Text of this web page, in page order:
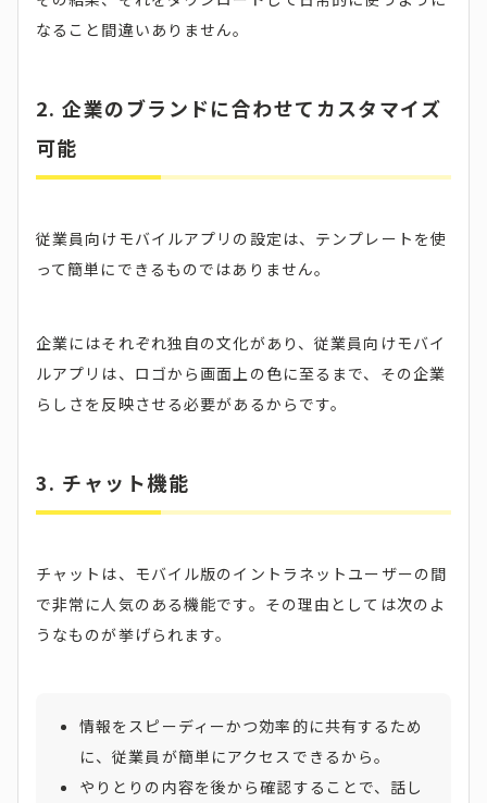
なること間違いありません。
2. 企業のブランドに合わせてカスタマイズ
可能
従業員向けモバイルアプリの設定は、テンプレートを使
って簡単にできるものではありません。
企業にはそれぞれ独自の文化があり、従業員向けモバイ
ルアプリは、ロゴから画面上の色に至るまで、その企業
らしさを反映させる必要があるからです。
3. チャット機能
チャットは、モバイル版のイントラネットユーザーの間
で非常に人気のある機能です。その理由としては次のよ
うなものが挙げられます。
情報をスピーディーかつ効率的に共有するため
に、従業員が簡単にアクセスできるから。
やりとりの内容を後から確認することで、話し